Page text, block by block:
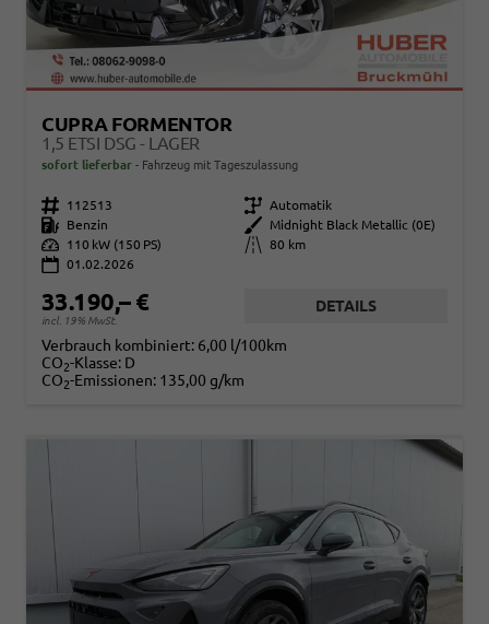
CUPRA FORMENTOR
1,5 ETSI DSG - LAGER
sofort lieferbar Fahrzeug mit Tageszulassung
Fahrzeugnr. 112513 Getriebe Automatik
Kraftstoff
Benzin Außenfarbe
Midnight Black Metallic (0E)
Leistung
110 kW (150 PS) Kilometerstand
80 km
01.02.2026
33.190,– €
incl. 19% MwSt.
DETAILS
Verbrauch kombiniert: 6,00 l/100km
CO2-Klasse: D
CO2-Emissionen: 135,00 g/km